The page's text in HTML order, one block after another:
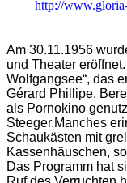
http://
Am 30.11.1956
und Theater
Wolfgangsee“, das
Gérard Phillipe.
als Pornokino
Steeger.Manches
Schaukästen mit
Kassenhäuschen,
Das Programm hat